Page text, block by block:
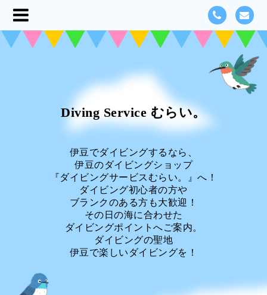
Diving Service むらい。
伊豆でダイビングするなら、
伊豆のダイビングショップ
『ダイビングサービスむらい。』へ！
ダイビング初心者の方や
ブランクのある方も大歓迎！
その日の海に合わせた
ダイビングポイントへご案内。
ダイビングの聖地
伊豆で楽しいダイビングを！